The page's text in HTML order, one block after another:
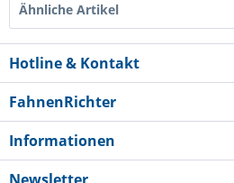
Ähnliche Artikel
Hotline & Kontakt
FahnenRichter
Informationen